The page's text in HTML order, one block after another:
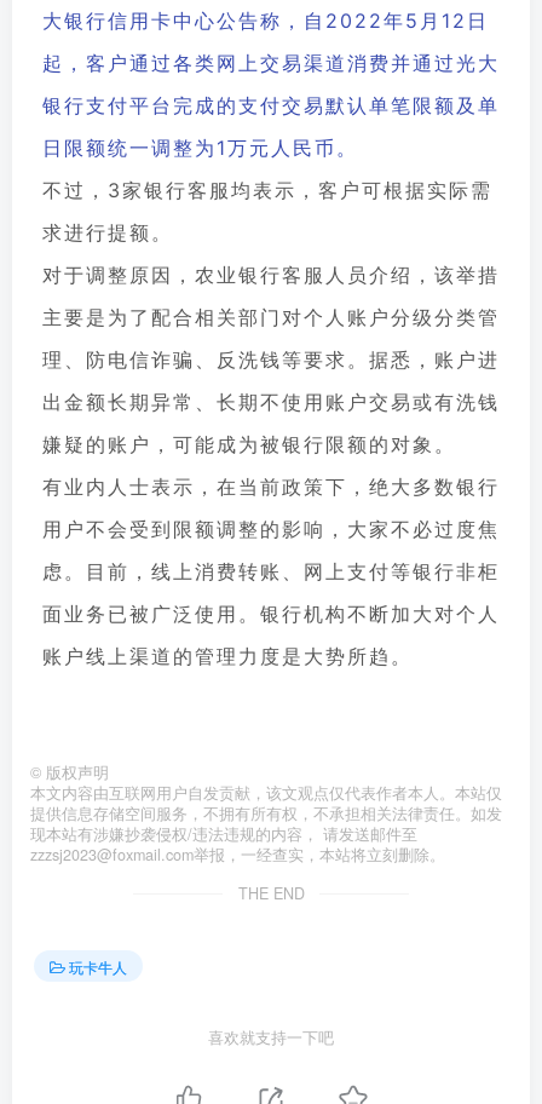
大银行信用卡中心公告称，自2022年5月12日
起，客户通过各类网上交易渠道消费并通过光大
银行支付平台完成的支付交易默认单笔限额及单
日限额统一调整为1万元人民币。
不过，3家银行客服均表示，客户可根据实际需
求进行提额。
对于调整原因，农业银行客服人员介绍，该举措
主要是为了配合相关部门对个人账户分级分类管
理、防电信诈骗、反洗钱等要求。据悉，账户进
出金额长期异常、长期不使用账户交易或有洗钱
嫌疑的账户，可能成为被银行限额的对象。
有业内人士表示，在当前政策下，绝大多数银行
用户不会受到限额调整的影响，大家不必过度焦
虑。目前，线上消费转账、网上支付等银行非柜
面业务已被广泛使用。银行机构不断加大对个人
账户线上渠道的管理力度是大势所趋。
© 版权声明
本文内容由互联网用户自发贡献，该文观点仅代表作者本人。本站仅
提供信息存储空间服务，不拥有所有权，不承担相关法律责任。如发
现本站有涉嫌抄袭侵权/违法违规的内容， 请发送邮件至
zzzsj2023@foxmail.com举报，一经查实，本站将立刻删除。
THE END
玩卡牛人
喜欢就支持一下吧